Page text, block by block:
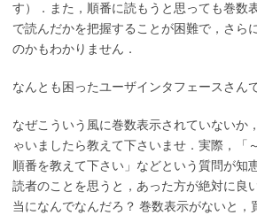
す）．また，順番に読もうと思っても巻数
で読んだかを把握することが困難で，さら
のかもわかりません．
なんとも困ったユーザインタフェースさん
なぜこういう風に巻数表示されていないか
ゃいましたら教えて下さいませ．実際，「
順番を教えて下さい」などという質問が知
読者のことを思うと，あった方が絶対に良
当になんでなんだろ？ 巻数表示がないと，